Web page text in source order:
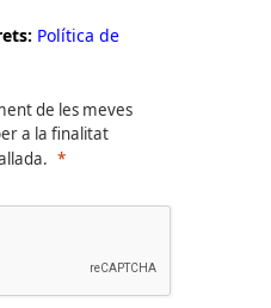
Política de
de les meves
a la finalitat